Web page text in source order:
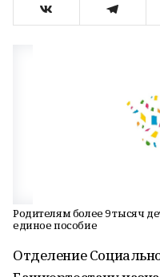
Родителям более 9 тысяч
единое пособие
Отделение